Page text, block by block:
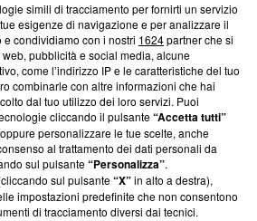
trasparenti su Blasting
editoriali e su come ci impegniamo a
afferma la nostra aderenza a
Integrity’Blasting News non è
ma ha richiesto di farne
ha ancora effettuato una verifica di
simili di tracciamento per fornirti un servizio
esigenze di navigazione e per analizzare il
condividiamo con i nostri 1624partner che si
pubblicità e social media, alcune
come l’indirizzo IP e le caratteristiche del tuo
combinarle con altre informazioni che hai
dal tuo utilizzo dei loro servizi. Puoi
cliccando il pulsante“Accetta tutti”
personalizzare le tue scelte, anche
al trattamento dei dati personali da
sul pulsante“Personalizza”.
sul pulsante“X”in alto a destra),
impostazioni predefinite che non consentono
di tracciamento diversi dai tecnici.